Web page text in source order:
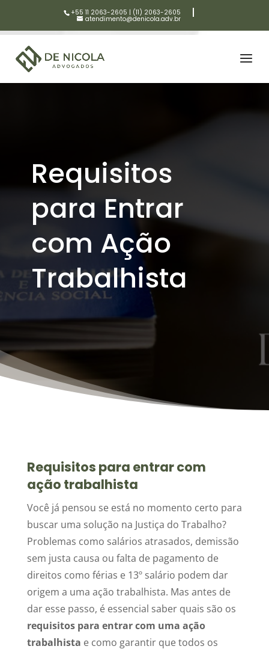
+55 11 2063-2605 | (11) 2063-2605
atendimento@denicola.adv.br
Requisitos
para Entrar
com Ação
Trabalhista
Requisitos para entrar com
ação trabalhista
Você já pensou se está no momento certo para
buscar uma solução na Justiça do Trabalho?
Problemas como salários atrasados, demissão
sem justa causa ou falta de pagamento de
direitos como férias e 13º salário podem dar
origem a uma ação trabalhista. Mas antes de
dar esse passo, é essencial saber quais são os
requisitos para entrar com uma ação
trabalhista e como garantir que todos os